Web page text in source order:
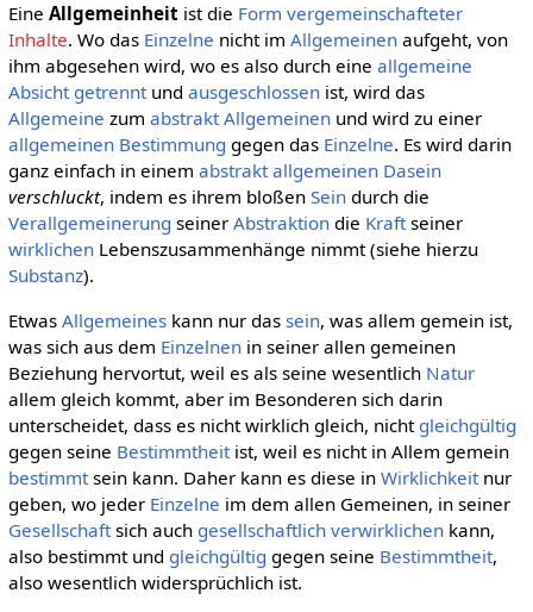
Eine Allgemeinheitist die Form vergemeinschafteter
Inhalte. Wo das Einzelne nicht im Allgemeinenaufgeht, von
ihm abgesehen wird, wo es also durch eine allgemeine
Absicht getrenntund ausgeschlossenist, wird das
Allgemeine zum abstrakt Allgemeinenund wird zu einer
allgemeinen Bestimmung gegen das Einzelne. Es wird darin
ganz einfach in einem abstrakt allgemeinen Dasein
verschluckt, indem es ihrem bloßen Seindurch die
Verallgemeinerung seiner Abstraktiondie Kraftseiner
wirklichenLebenszusammenhänge nimmt (siehe hierzu
Substanz).
Etwas Allgemeineskann nur das sein, was allem gemein ist,
was sich aus dem Einzelnenin seiner allen gemeinen
Beziehung hervortut, weil es als seine wesentlich Natur
allem gleich kommt, aber im Besonderen sich darin
unterscheidet, dass es nicht wirklich gleich, nicht gleichgültig
gegen seine Bestimmtheitist, weil es nicht in Allem gemein
bestimmtsein kann. Daher kann es diese in Wirklichkeitnur
geben, wo jeder Einzelne im dem allen Gemeinen, in seiner
Gesellschaftsich auch gesellschaftlich verwirklichenkann,
also bestimmt und gleichgültig gegen seine Bestimmtheit,
also wesentlich widersprüchlich ist.